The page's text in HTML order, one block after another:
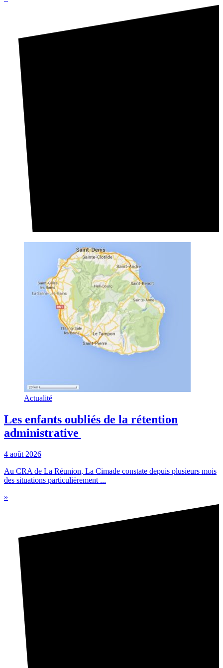
Actualité
Les enfants oubliés de la rétention
administrative
4 août 2026
Au CRA de La Réunion, La Cimade constate depuis plusieurs mois
des situations particulièrement ...
»